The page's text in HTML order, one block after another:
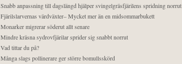
Snabb anpassning till dagslängd hjälper svingelgräsfjärilens spridning norrut
Fjärilslarvernas värdväxter– Mycket mer än en midsommarbukett
Monarker migrerar söderut allt senare
Mindre kräsna sydrovfjärilar sprider sig snabbt norrut
Vad tittar du på?
Många slags pollinerare ger större bomullsskörd